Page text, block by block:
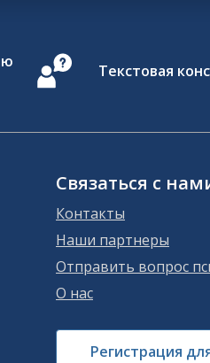
Текстовая
Связаться с
Контакты
Наши партнеры
Отправить вопрос
О нас
Регистрация